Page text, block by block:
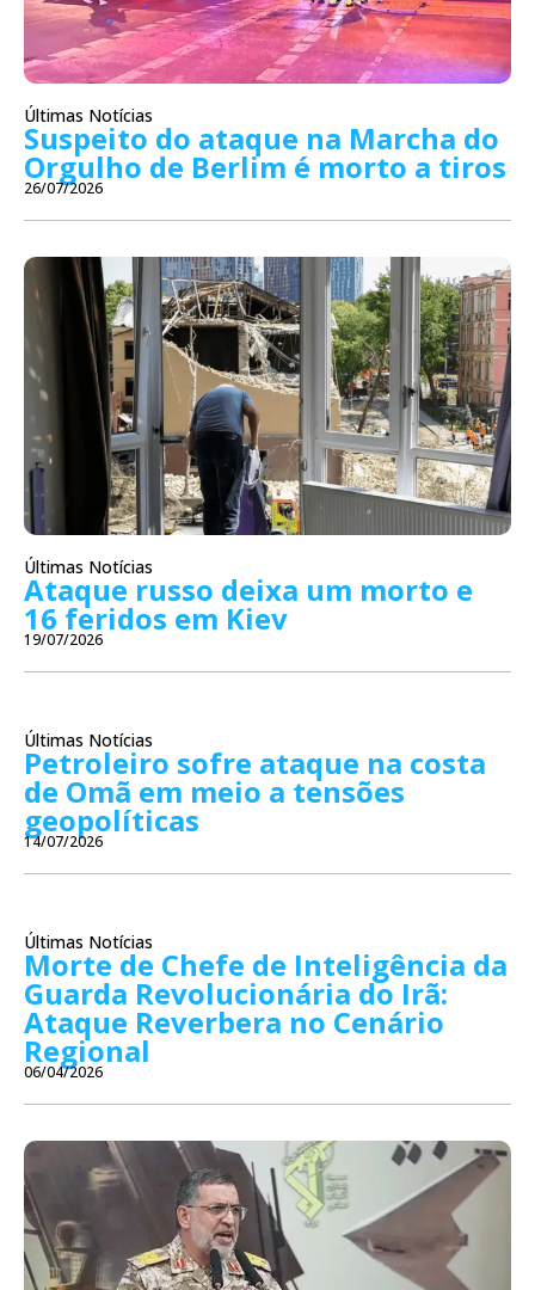
Últimas Notícias
Suspeito do ataque na Marcha do
Orgulho de Berlim é morto a tiros
26/07/2026
Últimas Notícias
Ataque russo deixa um morto e
16 feridos em Kiev
19/07/2026
Últimas Notícias
Petroleiro sofre ataque na costa
de Omã em meio a tensões
geopolíticas
14/07/2026
Últimas Notícias
Morte de Chefe de Inteligência da
Guarda Revolucionária do Irã:
Ataque Reverbera no Cenário
Regional
06/04/2026